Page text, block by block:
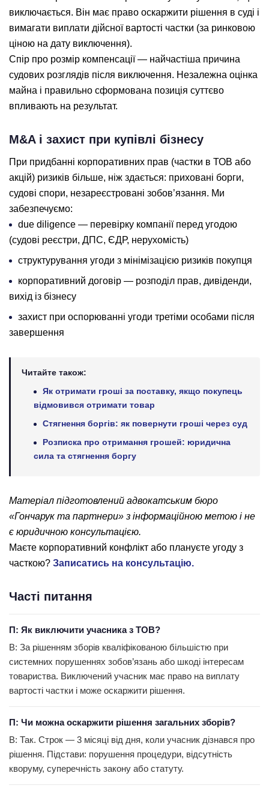
виключається. Він має право оскаржити рішення в суді і
вимагати виплати дійсної вартості частки (за ринковою
ціною на дату виключення).
Спір про розмір компенсації — найчастіша причина
судових розглядів після виключення. Незалежна оцінка
майна і правильно сформована позиція суттєво
впливають на результат.
M&A і захист при купівлі бізнесу
При придбанні корпоративних прав (частки в ТОВ або
акцій) ризиків більше, ніж здається: приховані борги,
судові спори, незареєстровані зобов’язання. Ми
забезпечуємо:
due diligence — перевірку компанії перед угодою
(судові реєстри, ДПС, ЄДР, нерухомість)
структурування угоди з мінімізацією ризиків покупця
корпоративний договір — розподіл прав, дивіденди,
вихід із бізнесу
захист при оспорюванні угоди третіми особами після
завершення
Читайте також:
Як отримати гроші за поставку, якщо покупець
відмовився отримати товар
Стягнення боргів: як повернути гроші через суд
Розписка про отримання грошей: юридична
сила та стягнення боргу
Матеріал підготовлений адвокатським бюро
«Гончарук та партнери» з інформаційною метою і не
є юридичною консультацією.
Маєте корпоративний конфлікт або плануєте угоду з
часткою? Записатись на консультацію.
Часті питання
П: Як виключити учасника з ТОВ?
В: За рішенням зборів кваліфікованою більшістю при
системних порушеннях зобов’язань або шкоді інтересам
товариства. Виключений учасник має право на виплату
вартості частки і може оскаржити рішення.
П: Чи можна оскаржити рішення загальних зборів?
В: Так. Строк — 3 місяці від дня, коли учасник дізнався про
рішення. Підстави: порушення процедури, відсутність
кворуму, суперечність закону або статуту.